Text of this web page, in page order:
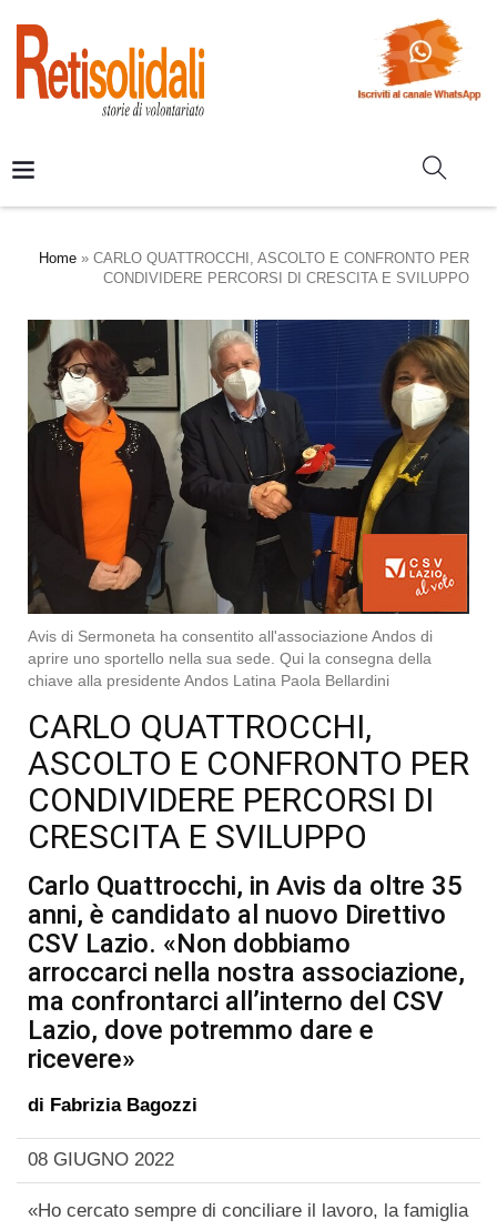
Home » CARLO QUATTROCCHI, ASCOLTO E CONFRONTO PER
CONDIVIDERE PERCORSI DI CRESCITA E SVILUPPO
Avis di Sermoneta ha consentito all'associazione Andos di
aprire uno sportello nella sua sede. Qui la consegna della
chiave alla presidente Andos Latina Paola Bellardini
CARLO QUATTROCCHI,
ASCOLTO E CONFRONTO PER
CONDIVIDERE PERCORSI DI
CRESCITA E SVILUPPO
Carlo Quattrocchi, in Avis da oltre 35
anni, è candidato al nuovo Direttivo
CSV Lazio. «Non dobbiamo
arroccarci nella nostra associazione,
ma confrontarci all’interno del CSV
Lazio, dove potremmo dare e
ricevere»
di Fabrizia Bagozzi
08 GIUGNO 2022
«Ho cercato sempre di conciliare il lavoro, la famiglia